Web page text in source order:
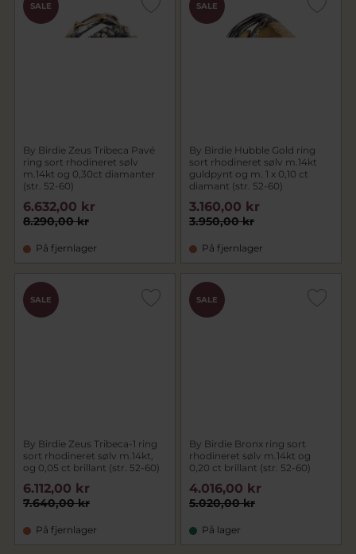
SALE
By Birdie Zeus Tribeca Pavé
ring sort rhodineret sølv
m.14kt og 0,30ct diamanter
(str. 52-60)
8.290,00 kr
6.632,00 kr
På fjernlager
SALE
By Birdie Hubble Gold ring
sort rhodineret sølv m.14kt
guldpynt og m. 1 x 0,10 ct
diamant (str. 52-60)
3.950,00 kr
3.160,00 kr
På fjernlager
SALE
By Birdie Zeus Tribeca-1 ring
sort rhodineret sølv m.14kt,
og 0,05 ct brillant (str. 52-60)
7.640,00 kr
6.112,00 kr
På fjernlager
SALE
By Birdie Bronx ring sort
rhodineret sølv m.14kt og
0,20 ct brillant (str. 52-60)
5.020,00 kr
4.016,00 kr
På lager